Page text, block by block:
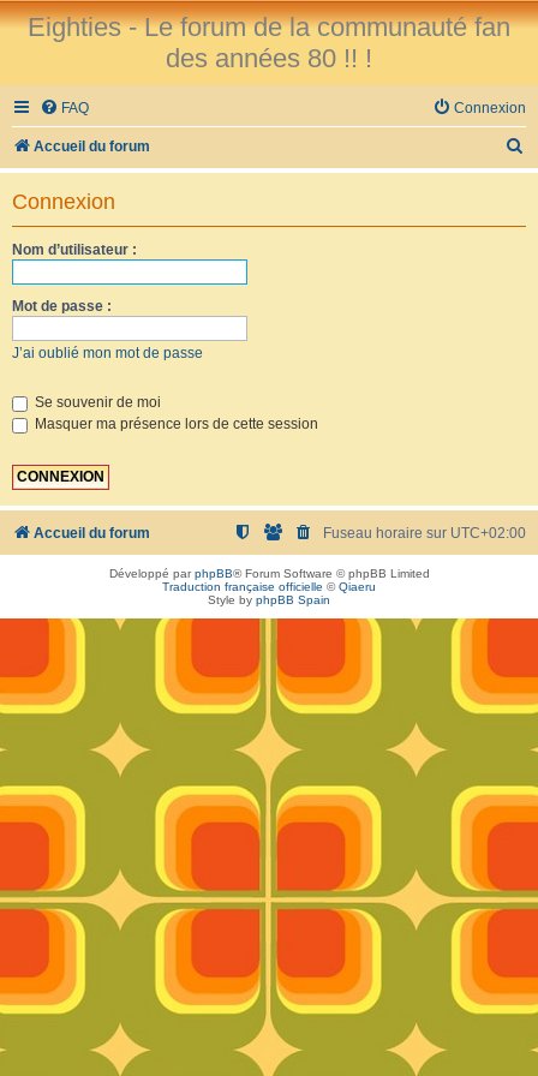
Eighties - Le forum de la communauté fan
des années 80 !! !
FAQ Connexion
Accueil du forum
e
Connexion
Nom d’utilisateur :
Mot de passe :
J’ai oublié mon mot de passe
Se souvenir de moi
Masquer ma présence lors de cette session
Accueil du forum Fuseau horaire sur UTC+02:00
Développé parphpBB® Forum Software © phpBB Limited
Traduction française officielle ©Qiaeru
Style by phpBB Spain